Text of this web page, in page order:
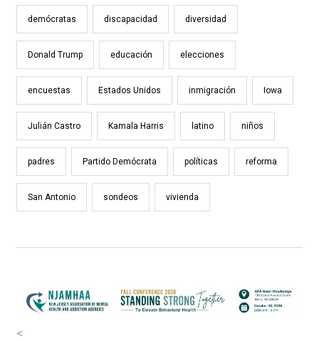
demócratas discapacidad diversidad
Donald Trump educación elecciones
encuestas Estados Unidos inmigración Iowa
Julián Castro Kamala Harris latino niños
padres Partido Demócrata políticas reforma
San Antonio sondeos vivienda
<